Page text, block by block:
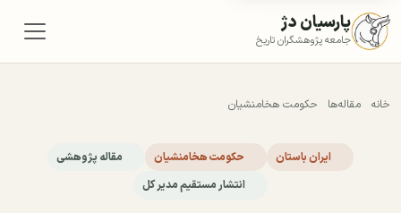
پارسیان دژ
جامعه پژوهشگران تاریخ
خانه مقاله‌ها حکومت هخامنشیان
ایران باستان حکومت هخامنشیان
مقاله پژوهشی
انتشار مستقیم مدیر کل